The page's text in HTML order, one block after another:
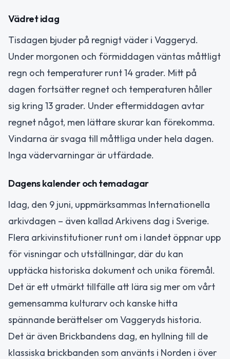
Vädret idag
Tisdagen bjuder på regnigt väder i Vaggeryd.
Under morgonen och förmiddagen väntas måttligt
regn och temperaturer runt 14 grader. Mitt på
dagen fortsätter regnet och temperaturen håller
sig kring 13 grader. Under eftermiddagen avtar
regnet något, men lättare skurar kan förekomma.
Vindarna är svaga till måttliga under hela dagen.
Inga vädervarningar är utfärdade.
Dagens kalender och temadagar
Idag, den 9 juni, uppmärksammas Internationella
arkivdagen – även kallad Arkivens dag i Sverige.
Flera arkivinstitutioner runt om i landet öppnar upp
för visningar och utställningar, där du kan
upptäcka historiska dokument och unika föremål.
Det är ett utmärkt tillfälle att lära sig mer om vårt
gemensamma kulturarv och kanske hitta
spännande berättelser om Vaggeryds historia.
Det är även Brickbandens dag, en hyllning till de
klassiska brickbanden som använts i Norden i över